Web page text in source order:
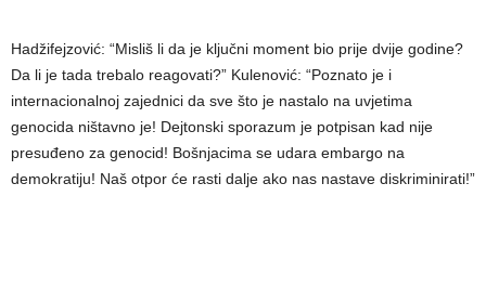
Hadžifejzović: “Misliš li da je ključni moment bio prije dvije godine?
Da li je tada trebalo reagovati?” Kulenović: “Poznato je i
internacionalnoj zajednici da sve što je nastalo na uvjetima
genocida ništavno je! Dejtonski sporazum je potpisan kad nije
presuđeno za genocid! Bošnjacima se udara embargo na
demokratiju! Naš otpor će rasti dalje ako nas nastave diskriminirati!”